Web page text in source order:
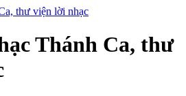
Thánh Ca, thư